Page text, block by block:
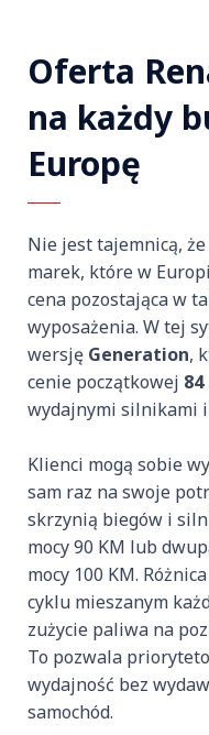
Oferta
na każdy
Europę
Nie jest tajemnicą,
marek, które w
cena pozostająca w
wyposażenia. W tej
wersję Generation,
cenie początkowej 84
wydajnymi silnikami
Klienci mogą sobie
sam raz na swoje
skrzynią biegów i
mocy 90 KM lub
mocy 100 KM.
cyklu mieszanym
zużycie paliwa na
To pozwala
wydajność bez
samochód.